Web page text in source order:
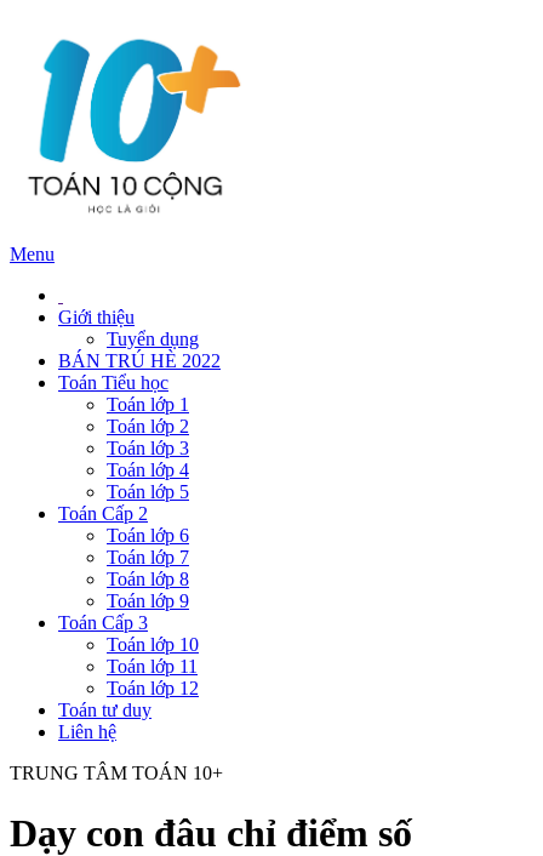
Menu
Giới thiệu
Tuyển dụng
BÁN TRÚ HÈ 2022
Toán Tiểu học
Toán lớp 1
Toán lớp 2
Toán lớp 3
Toán lớp 4
Toán lớp 5
Toán Cấp 2
Toán lớp 6
Toán lớp 7
Toán lớp 8
Toán lớp 9
Toán Cấp 3
Toán lớp 10
Toán lớp 11
Toán lớp 12
Toán tư duy
Liên hệ
TRUNG TÂM TOÁN 10+
Dạy con đâu chỉ điểm số